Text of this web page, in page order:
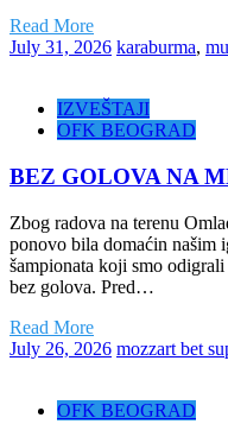
Read More
July 31, 2026 karaburma,
IZVEŠTAJI
OFK BEOGRAD
BEZ GOLOVA NA
Zbog radova na terenu
ponovo bila domaćin našim
šampionata koji smo
bez golova. Pred…
Read More
July 26, 2026 mozzart bet
OFK BEOGRAD